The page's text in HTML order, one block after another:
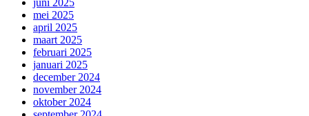
juni 2025
mei 2025
april 2025
maart 2025
februari 2025
januari 2025
december 2024
november 2024
oktober 2024